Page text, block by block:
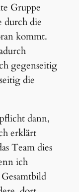
Gruppe
durch die
kommt.
gegenseitig
die
dann,
erklärt
Team dies
ich